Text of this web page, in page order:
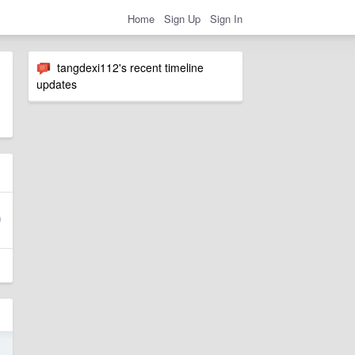
Home Sign Up Sign In
tangdexi112's recent timeline
updates